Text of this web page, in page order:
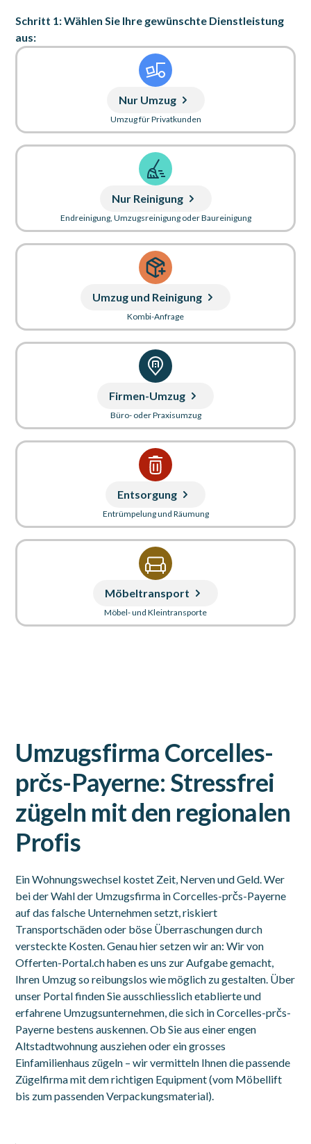
Schritt 1: Wählen Sie Ihre gewünschte Dienstleistung
aus:
Nur Umzug
Umzug für Privatkunden
Nur Reinigung
Endreinigung, Umzugsreinigung oder Baureinigung
Umzug und Reinigung
Kombi-Anfrage
Firmen-Umzug
Büro- oder Praxisumzug
Entsorgung
Entrümpelung und Räumung
Möbeltransport
Möbel- und Kleintransporte
Umzugsfirma Corcelles-
prčs-Payerne: Stressfrei
zügeln mit den regionalen
Profis
Ein Wohnungswechsel kostet Zeit, Nerven und Geld. Wer
bei der Wahl der Umzugsfirma in Corcelles-prčs-Payerne
auf das falsche Unternehmen setzt, riskiert
Transportschäden oder böse Überraschungen durch
versteckte Kosten. Genau hier setzen wir an: Wir von
Offerten-Portal.ch haben es uns zur Aufgabe gemacht,
Ihren Umzug so reibungslos wie möglich zu gestalten. Über
unser Portal finden Sie ausschliesslich etablierte und
erfahrene Umzugsunternehmen, die sich in Corcelles-prčs-
Payerne bestens auskennen. Ob Sie aus einer engen
Altstadtwohnung ausziehen oder ein grosses
Einfamilienhaus zügeln – wir vermitteln Ihnen die passende
Zügelfirma mit dem richtigen Equipment (vom Möbellift
bis zum passenden Verpackungsmaterial).